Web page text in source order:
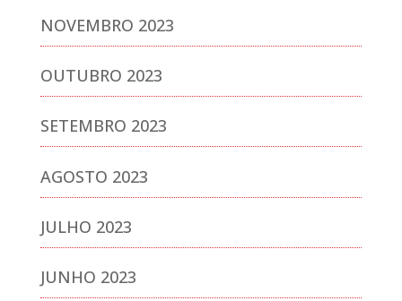
NOVEMBRO 2023
OUTUBRO 2023
SETEMBRO 2023
AGOSTO 2023
JULHO 2023
JUNHO 2023